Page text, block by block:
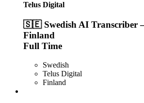
Telus Digital
🇸🇪 Swedish AI Transcriber
Finland
Full Time
Swedish
Telus Digital
Finland